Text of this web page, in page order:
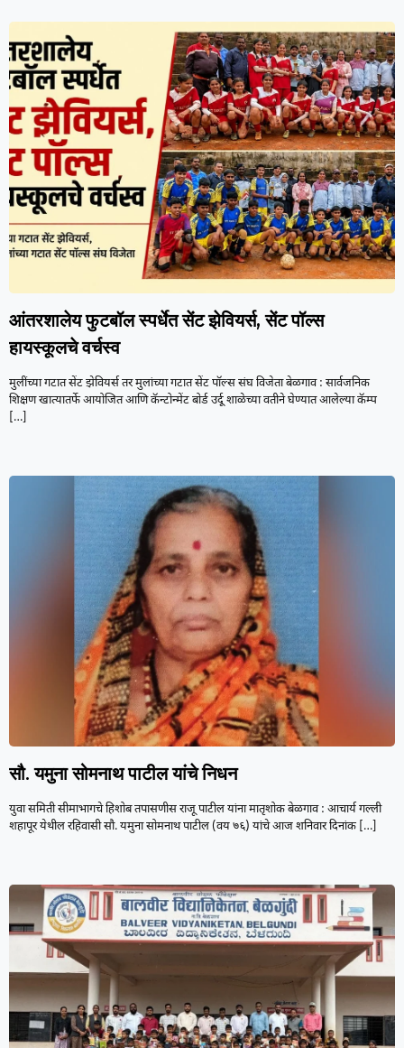
आंतरशालेय फुटबॉल स्पर्धेत सेंट झेवियर्स, सेंट पॉल्स
हायस्कूलचे वर्चस्व
मुलींच्या गटात सेंट झेवियर्स तर मुलांच्या गटात सेंट पॉल्स संघ विजेता बेळगाव : सार्वजनिक
शिक्षण खात्यातर्फे आयोजित आणि कॅन्टोन्मेंट बोर्ड उर्दू शाळेच्या वतीने घेण्यात आलेल्या कॅम्प
[…]
सौ. यमुना सोमनाथ पाटील यांचे निधन
युवा समिती सीमाभागचे हिशोब तपासणीस राजू पाटील यांना मातृशोक बेळगाव : आचार्य गल्ली
शहापूर येथील रहिवासी सौ. यमुना सोमनाथ पाटील (वय ७६) यांचे आज शनिवार दिनांक […]